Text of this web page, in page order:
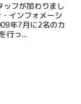
ッフが加わりまし
インフォメーシ
年7月に2名のカ
行っ...